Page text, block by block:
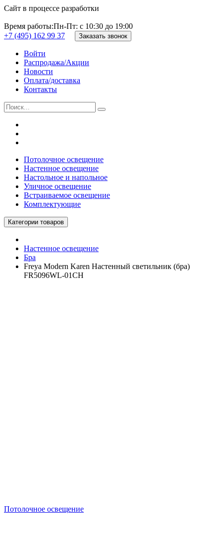
Сайт в процессе разработки
Время работы:Пн-Пт: с 10:30 до 19:00
+7 (495) 162 99 37
Заказать звонок
Войти
Распродажа/Акции
Новости
Оплата/доставка
Контакты
Потолочное освещение
Настенное освещение
Настольное и напольное
Уличное освещение
Встраиваемое освещение
Комплектующие
Категории товаров
Настенное освещение
Бра
Freya Modern Karen Настенный светильник (бра)
FR5096WL-01CH
Потолочное освещение